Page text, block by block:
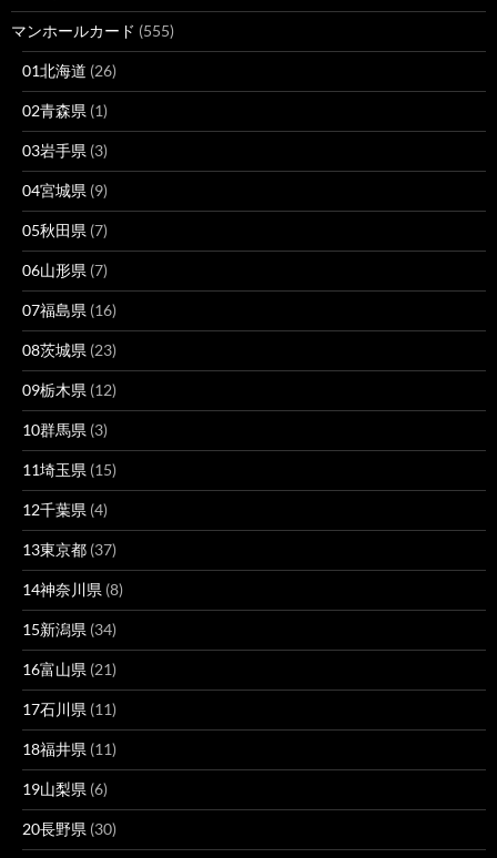
マンホールカード (555)
01北海道 (26)
02青森県 (1)
03岩手県 (3)
04宮城県 (9)
05秋田県 (7)
06山形県 (7)
07福島県 (16)
08茨城県 (23)
09栃木県 (12)
10群馬県 (3)
11埼玉県 (15)
12千葉県 (4)
13東京都 (37)
14神奈川県 (8)
15新潟県 (34)
16富山県 (21)
17石川県 (11)
18福井県 (11)
19山梨県 (6)
20長野県 (30)